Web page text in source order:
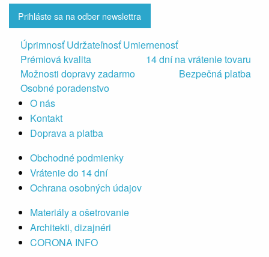
Prihláste sa na odber newslettra
Úprimnosť Udržateľnosť Umiernenosť
Prémiová kvalita
14 dní na vrátenie tovaru
Možnosti dopravy zadarmo
Bezpečná platba
Osobné poradenstvo
O nás
Kontakt
Doprava a platba
Obchodné podmienky
Vrátenie do 14 dní
Ochrana osobných údajov
Materiály a ošetrovanie
Architekti, dizajnéri
CORONA INFO